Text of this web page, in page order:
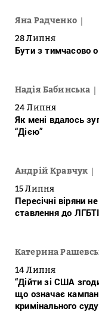
Яна Радченко
28 Липня
Бути з тимчасово
Надія Бабинська
24 Липня
Як мені вдалось
“Дією”
Андрій Кравчук
15 Липня
Пересічні віряни
ставлення до
Катерина
14 Липня
“Дійти зі США
що означає
кримінального